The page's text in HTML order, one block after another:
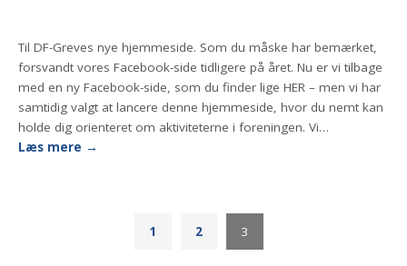
Til DF-Greves nye hjemmeside. Som du måske har bemærket,
forsvandt vores Facebook-side tidligere på året. Nu er vi tilbage
med en ny Facebook-side, som du finder lige HER – men vi har
samtidig valgt at lancere denne hjemmeside, hvor du nemt kan
holde dig orienteret om aktiviteterne i foreningen. Vi…
Læs mere →
1 2 3